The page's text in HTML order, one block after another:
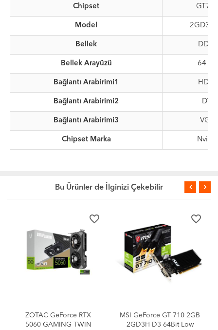
Chipset
Model 2GD3H
Bellek DDR3
Bellek Arayüzü 64 Bit
Bağlantı Arabirimi1 HDMI
Bağlantı Arabirimi2 DVI
Bağlantı Arabirimi3 VGA
Chipset Marka Nvidia
Bu Ürünler de İlginizi Çekebilir
MSI GeForce GT 710 2GB
2GD3H D3 64Bit Low
Asus Prime H610M-K
1700P Vga Hdmi